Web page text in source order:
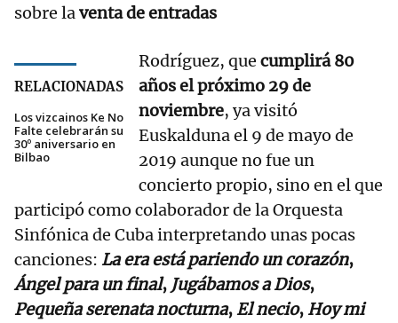
sobre laventa de entradas
RELACIONADAS
Los vizcainos Ke No
Falte celebrarán su
30º aniversario en
Bilbao
Rodríguez, que cumplirá 80
años el próximo 29 de
noviembre, ya visitó
Euskalduna el 9 de mayo de
2019 aunque no fue un
concierto propio, sino en el que
participó como colaborador de la Orquesta
Sinfónica de Cuba interpretando unas pocas
canciones: La era está pariendo un corazón,
Ángel para un final, Jugábamos a Dios,
Pequeña serenata nocturna,El necio, Hoy mi